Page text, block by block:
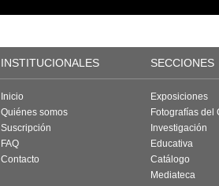
INSTITUCIONALES SECCIONES
Inicio
Quiénes somos
Suscripción
FAQ
Contacto
Exposiciones
Fotografías del
Investigación
Educativa
Catálogo
Mediateca